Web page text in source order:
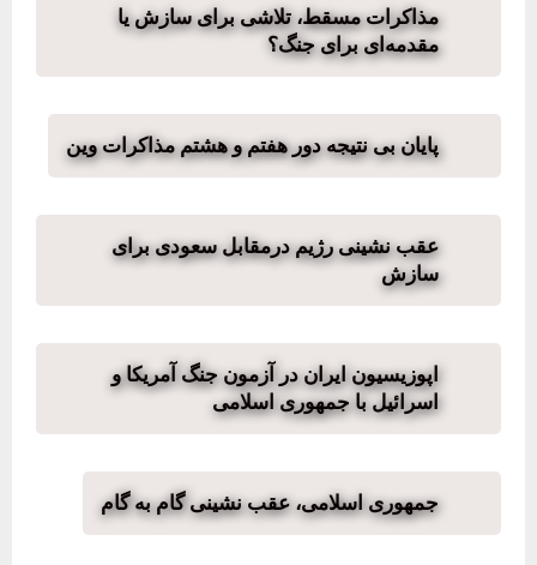
مذاکرات مسقط، تلاشی برای سازش یا
مقدمه‌ای برای جنگ؟
پایان بی نتیجە دور هفتم و هشتم مذاکرات وین
عقب نشینی رژیم درمقابل سعودی برای
سازش
اپوزیسیون ایران در آزمون جنگ آمریکا و
اسرائیل با جمهوری اسلامی
جمهوری اسلامی، عقب نشینی گام به گام